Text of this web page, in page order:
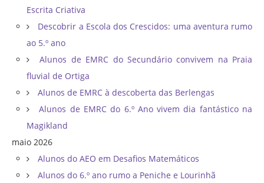
Escrita Criativa
Descobrir a Escola dos Crescidos: uma aventura rumo
ao 5.º ano
Alunos de EMRC do Secundário convivem na Praia
fluvial de Ortiga
Alunos de EMRC à descoberta das Berlengas
Alunos de EMRC do 6.º Ano vivem dia fantástico na
Magikland
maio 2026
Alunos do AEO em Desafios Matemáticos
Alunos do 6.º ano rumo a Peniche e Lourinhã